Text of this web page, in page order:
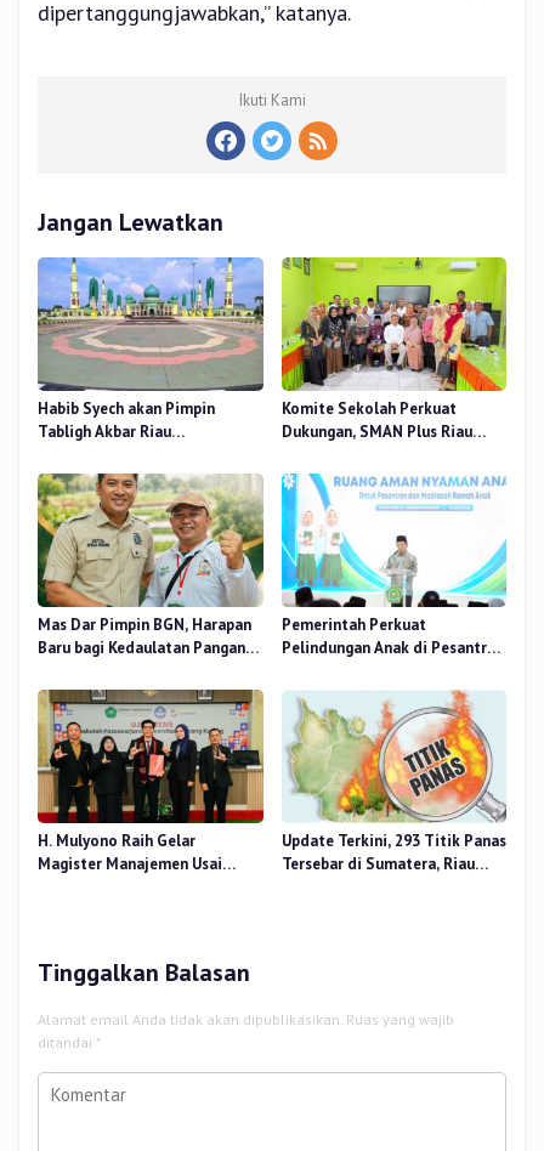
dipertanggungjawabkan,” katanya.
Ikuti Kami
Jangan Lewatkan
Habib Syech akan Pimpin
Tabligh Akbar Riau
Nur, Besok
Komite Sekolah Perkuat
Dukungan, SMAN Plus Riau
Pendidikan
Mas Dar Pimpin BGN, Harapan
Baru bagi Kedaulatan Pangan
Pemerintah Perkuat
Pelindungan Anak di Pesantren
RANA
H. Mulyono Raih Gelar
Magister Manajemen Usai
Update Terkini, 293 Titik Panas
Tersebar di Sumatera, Riau
Tinggalkan Balasan
Alamat email Anda tidak akan dipublikasikan. Ruas yang wajib
ditandai *